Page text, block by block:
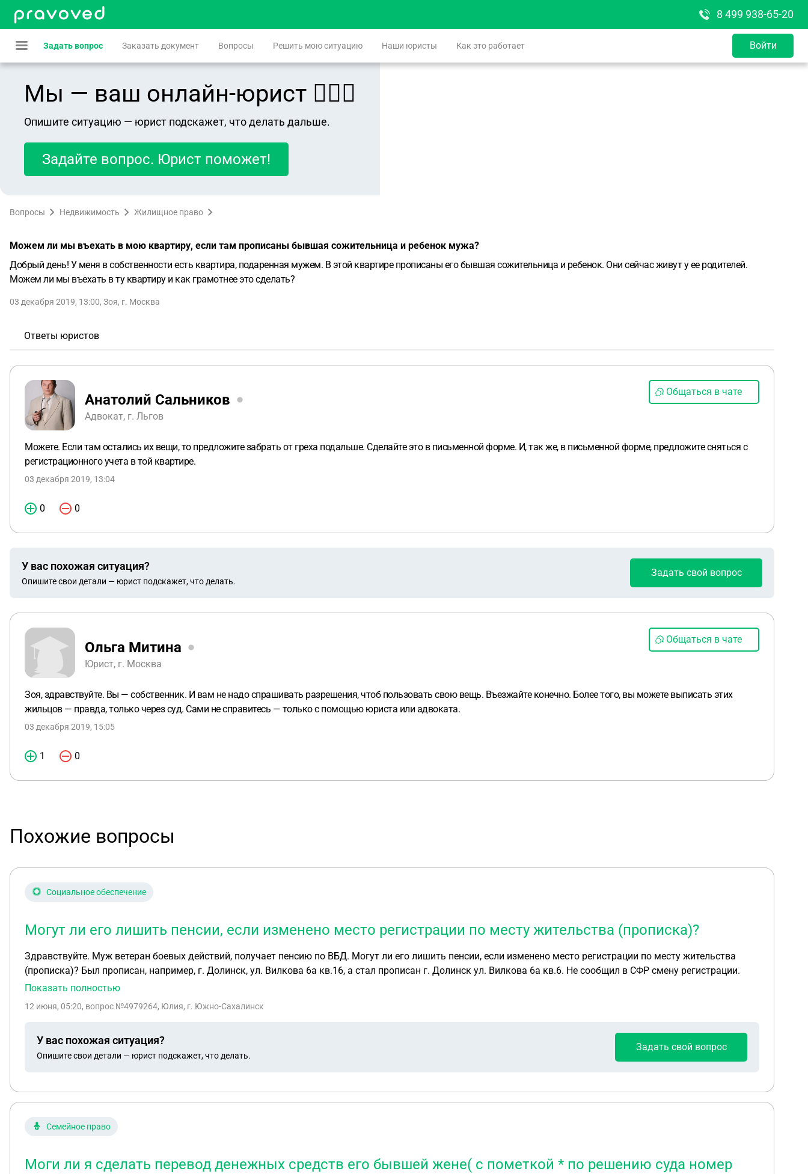
8 499 938-65-20
Задать вопрос Заказать документ Вопросы Решить мою ситуацию Наши юристы Как это работает Войти
Мы — ваш онлайн-юрист 👨🏻‍⚖️
Опишите ситуацию — юрист подскажет, что делать дальше.
Задайте вопрос. Юрист поможет!
Вопросы Недвижимость Жилищное право
Можем ли мы въехать в мою квартиру, если там прописаны бывшая сожительница и ребенок мужа?
Добрый день! У меня в собственности есть квартира, подаренная мужем. В этой квартире прописаны его бывшая сожительница и ребенок. Они сейчас живут у ее родителей.
Можем ли мы въехать в ту квартиру и как грамотнее это сделать?
03 декабря 2019, 13:00, Зоя, г. Москва
Ответы юристов
Анатолий Сальников
Адвокат, г. Льгов
Общаться в чате
Можете. Если там остались их вещи, то предложите забрать от греха подальше. Сделайте это в письменной форме. И, так же, в письменной форме, предложите сняться с
регистрационного учета в той квартире.
03 декабря 2019, 13:04
0 0
У вас похожая ситуация?
Опишите свои детали — юрист подскажет, что делать.
Задать свой вопрос
Ольга Митина
Юрист, г. Москва
Общаться в чате
Зоя, здравствуйте. Вы — собственник. И вам не надо спрашивать разрешения, чтоб пользовать свою вещь. Въезжайте конечно. Более того, вы можете выписать этих
жильцов — правда, только через суд. Сами не справитесь — только с помощью юриста или адвоката.
03 декабря 2019, 15:05
1 0
Похожие вопросы
Социальное обеспечение
Могут ли его лишить пенсии, если изменено место регистрации по месту жительства (прописка)?
Здравствуйте. Муж ветеран боевых действий, получает пенсию по ВБД. Могут ли его лишить пенсии, если изменено место регистрации по месту жительства
(прописка)? Был прописан, например, г. Долинск, ул. Вилкова 6а кв.16, а стал прописан г. Долинск ул. Вилкова 6а кв.6. Не сообщил в СФР смену регистрации.
Показать полностью
12 июня, 05:20, вопрос №4979264, Юлия, г. Южно-Сахалинск
У вас похожая ситуация?
Опишите свои детали — юрист подскажет, что делать.
Задать свой вопрос
Семейное право
Моги ли я сделать перевод денежных средств его бывшей жене( с пометкой * по решению суда номер